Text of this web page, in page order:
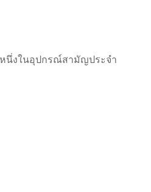
นึ่งในอุปกรณ์สามัญประจำ